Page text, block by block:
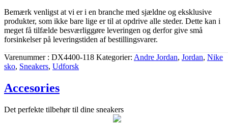
Bemærk venligst at vi er i en branche med sjældne og eksklusive
produkter, som ikke bare lige er til at opdrive alle steder. Dette kan i
meget få tilfælde besværliggøre leveringen og derfor give små
forsinkelser på leveringstiden af bestillingsvarer.
Varenummer DX4400-118 Kategorier Andre Jordan, Jordan, Nike
sko, Sneakers, Udforsk
Accesories
Det perfekte tilbehør til dine sneakers